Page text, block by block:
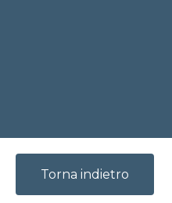
Torna indietro